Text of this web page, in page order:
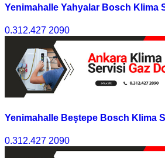
Yenimahalle Yahyalar Bosch Klima
0.312.427 2090
Yenimahalle Beştepe Bosch Klima
0.312.427 2090